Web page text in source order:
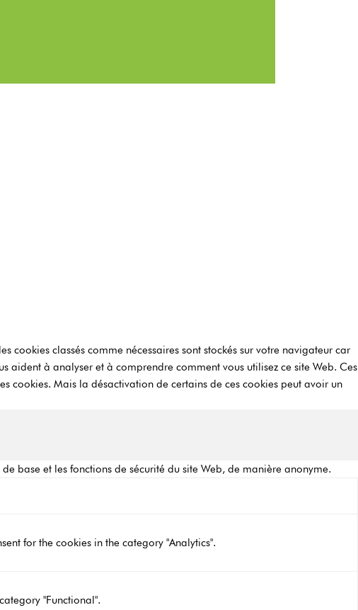
cookies classés comme nécessaires sont stockés sur votre navigateur car
aident à analyser et à comprendre comment vous utilisez ce site Web. Ces
cookies. Mais la désactivation de certains de ces cookies peut avoir un
base et les fonctions de sécurité du site Web, de manière anonyme.
for the cookies in the category "Analytics".
"Functional".